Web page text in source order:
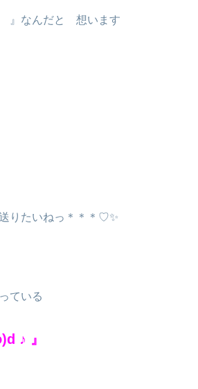
』なんだと 想います
りたいねっ＊＊＊♡✨
ている
♪ 』